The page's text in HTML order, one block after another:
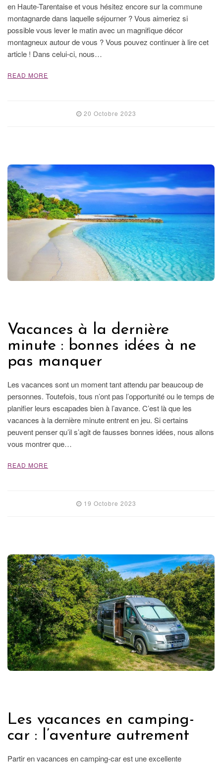
en Haute-Tarentaise et vous hésitez encore sur la commune
montagnarde dans laquelle séjourner ? Vous aimeriez si
possible vous lever le matin avec un magnifique décor
montagneux autour de vous ? Vous pouvez continuer à lire cet
article ! Dans celui-ci, nous…
READ MORE
20 Octobre 2023
Vacances à la dernière
minute : bonnes idées à ne
pas manquer
Les vacances sont un moment tant attendu par beaucoup de
personnes. Toutefois, tous n’ont pas l’opportunité ou le temps de
planifier leurs escapades bien à l’avance. C’est là que les
vacances à la dernière minute entrent en jeu. Si certains
peuvent penser qu’il s’agit de fausses bonnes idées, nous allons
vous montrer que…
READ MORE
19 Octobre 2023
Les vacances en camping-
car : l’aventure autrement
Partir en vacances en camping-car est une excellente